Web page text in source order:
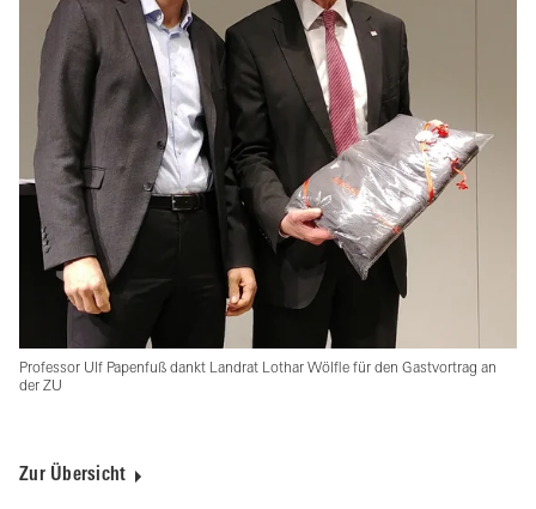
Professor Ulf Papenfuß dankt Landrat Lothar Wölfle für den Gastvortrag an
der ZU
Zur Übersicht